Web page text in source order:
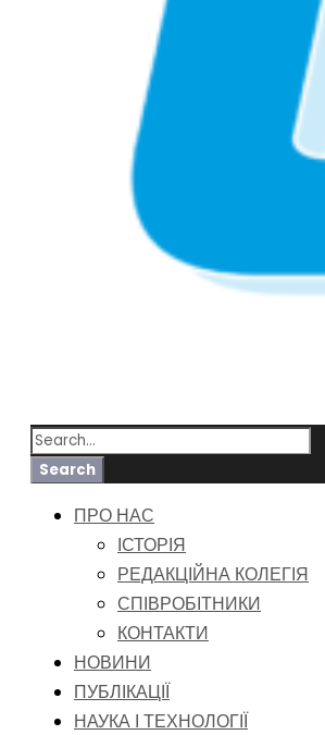
ПРО НАС
ІСТОРІЯ
РЕДАКЦІЙНА КОЛЕГІЯ
СПІВРОБІТНИКИ
КОНТАКТИ
НОВИНИ
ПУБЛІКАЦІЇ
НАУКА І ТЕХНОЛОГІЇ